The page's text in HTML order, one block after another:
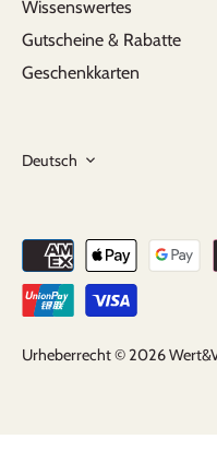
Wissenswertes
Gutscheine & Rabatte
Geschenkkarten
Sprache
Deutsch
Urheberrecht © 2026